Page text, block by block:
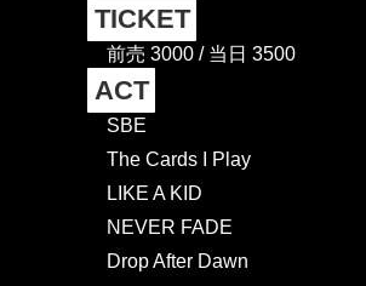
TICKET
前売 3000 / 当日 3500
ACT
SBE
The Cards I Play
LIKE A KID
NEVER FADE
Drop After Dawn